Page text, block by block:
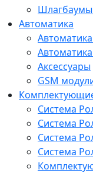
Шлагбаумы
Автоматика
Аксессуары
GSM
Система
Система
Система
Система